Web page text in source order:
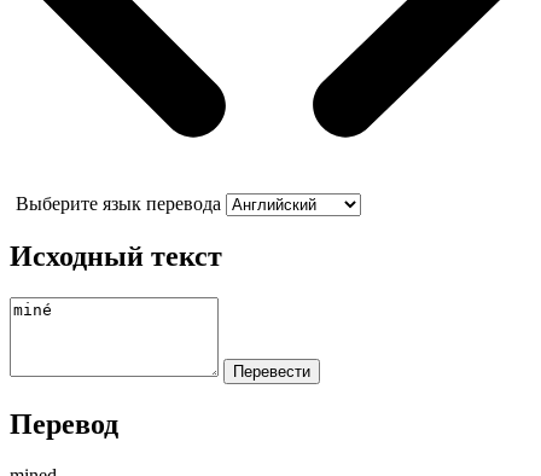
Выберите язык перевода
Исходный текст
Перевод